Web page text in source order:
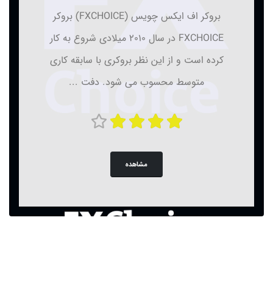
بروکر اف ایکس چویس (FXCHOICE) بروکر
FXCHOICE در سال 2010 میلادی شروع به کار
کرده است و از این نظر بروکری با سابقه کاری
متوسط محسوب می شود. دفت ...
مشاهده